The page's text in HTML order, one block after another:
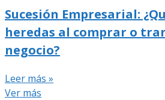
Sucesión Empresarial:
heredas al comprar o
negocio?
Leer más »
Ver más